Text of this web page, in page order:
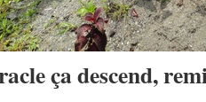
ça descend,